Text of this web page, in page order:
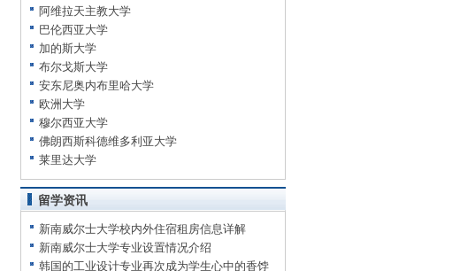
阿维拉天主教大学
巴伦西亚大学
加的斯大学
布尔戈斯大学
安东尼奥内布里哈大学
欧洲大学
穆尔西亚大学
佛朗西斯科德维多利亚大学
莱里达大学
留学资讯
新南威尔士大学校内外住宿租房信息详解
新南威尔士大学专业设置情况介绍
韩国的工业设计专业再次成为学生心中的香饽